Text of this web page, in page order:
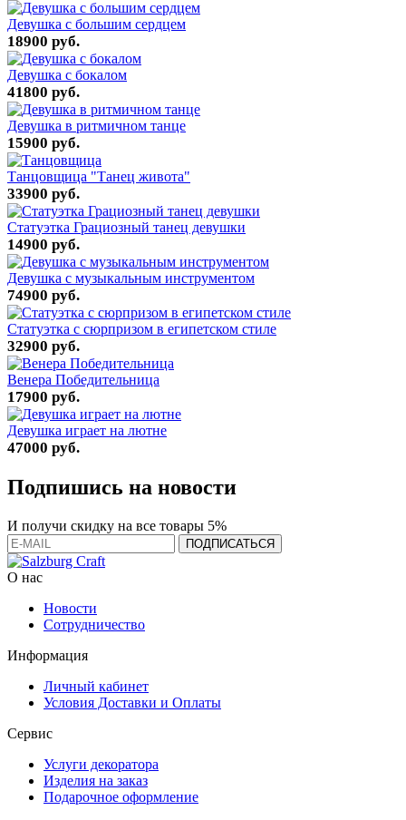
Девушка с большим сердцем
18900 руб.
Девушка с бокалом
41800 руб.
Девушка в ритмичном танце
15900 руб.
Танцовщица "Танец живота"
33900 руб.
Статуэтка Грациозный танец девушки
14900 руб.
Девушка с музыкальным инструментом
74900 руб.
Статуэтка с сюрпризом в египетском стиле
32900 руб.
Венера Победительница
17900 руб.
Девушка играет на лютне
47000 руб.
Подпишись на новости
И получи скидку на все товары 5%
О нас
Новости
Сотрудничество
Информация
Личный кабинет
Условия Доставки и Оплаты
Сервис
Услуги декоратора
Изделия на заказ
Подарочное оформление